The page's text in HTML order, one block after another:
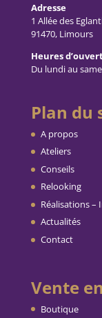
Adresse
1 Allée des
91470, Limours
Heures
Du lundi au
Plan du
A propos
Ateliers
Conseils
Relooking
Réalisations –
Actualités
Contact
Vente
Boutique